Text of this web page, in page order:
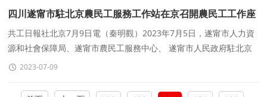
四川遂甯市駐北京農民工服務工作站在京召開農民工工作座
談交流會
共工日報社北京7月9日電（秦明觀）2023年7月5日，遂甯市人力資
源和社會保障局、遂甯市農民工服務中心、 遂甯市人民政府駐北京
聯絡處等單位組織在京遂甯籍農民工代表及在京相
2023-07-09